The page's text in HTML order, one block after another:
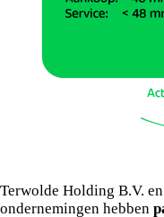
Terwolde Holding B.V.
ondernemingen hebben